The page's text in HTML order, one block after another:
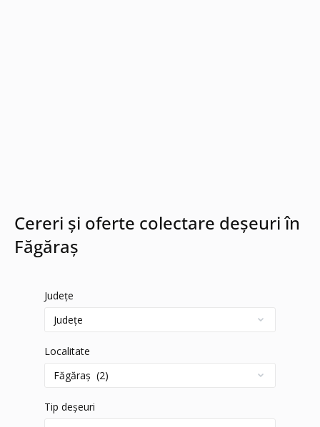
Cereri și oferte colectare deșeuri în
Făgăraș
Județe
Localitate
Tip deșeuri